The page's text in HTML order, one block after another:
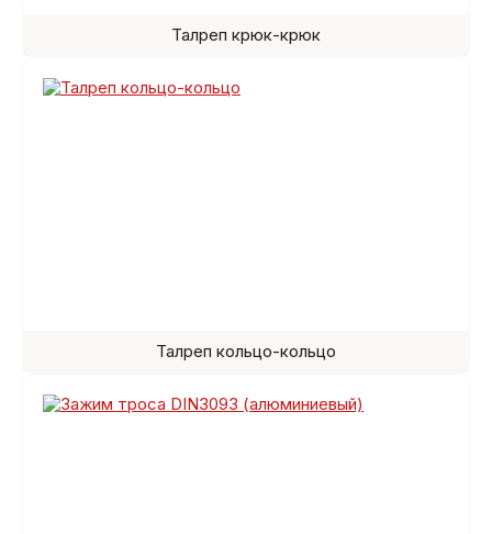
Талреп крюк-крюк
Талреп кольцо-кольцо